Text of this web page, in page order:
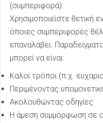
(συμπεριφορά).
Χρησιμοποιείστε θετική
όποιες συμπεριφορές
επαναλάβει.
μπορεί να είναι:
Καλοί τρόποι (π.χ.
Περιμένοντας
Ακολουθώντας οδηγίες
Η άμεση συμμόρφωση σε